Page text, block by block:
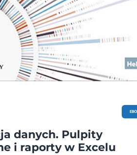
danych. Pulpity
i raporty w Excelu